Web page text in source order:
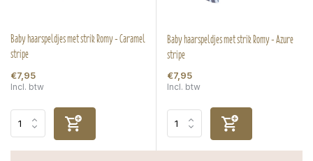
Baby haarspeldjes met strik Romy - Caramel
stripe
€7,95
Incl. btw
Baby haarspeldjes met strik Romy - Azure
stripe
€7,95
Incl. btw